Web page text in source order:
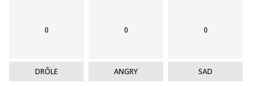
0
DRÔLE
0
ANGRY
0
SAD